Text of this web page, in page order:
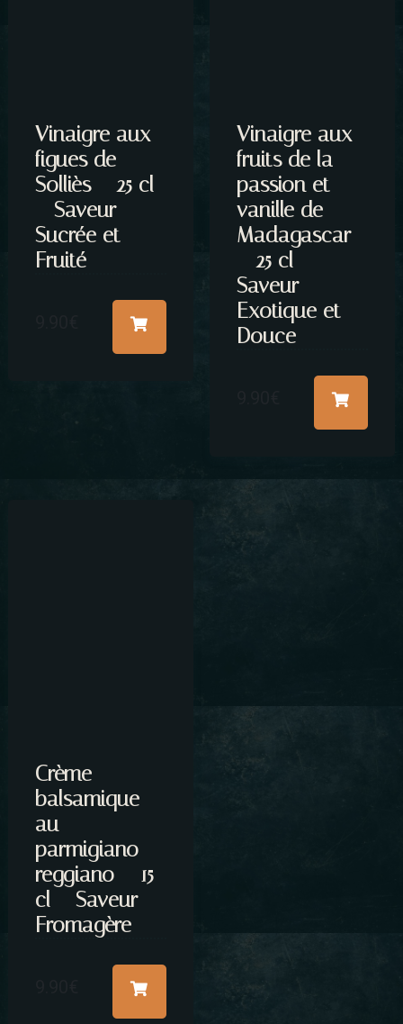
Vinaigre aux
figues de
Solliès – 25 cl
– Saveur
Sucrée et
Fruité
Vinaigre aux
fruits de la
passion et
vanille de
Madagascar
– 25 cl –
Saveur
Exotique et
Douce
Crème
balsamique
au
parmigiano
reggiano – 15
cl – Saveur
Fromagère